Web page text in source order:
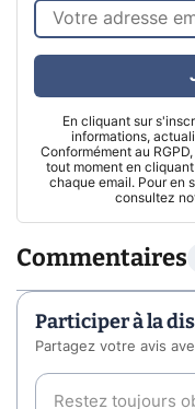
En cliquant sur
informations,
Conformément au
tout moment en
chaque email. Pour en
consultez
Commentaires
Participer à la
Partagez votre avis